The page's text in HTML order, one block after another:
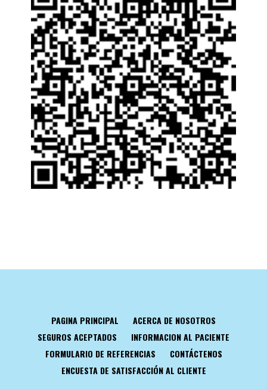
PAGINA PRINCIPAL
ACERCA DE NOSOTROS
SEGUROS ACEPTADOS
INFORMACION AL PACIENTE
FORMULARIO DE REFERENCIAS
CONTÁCTENOS
ENCUESTA DE SATISFACCIÓN AL CLIENTE